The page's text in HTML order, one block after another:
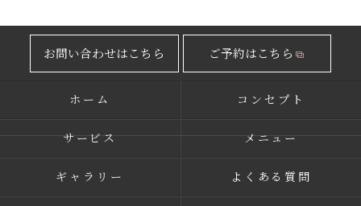
お問い合わせはこちら ご予約はこちら
ホーム コンセプト
サービス メニュー
ギャラリー よくある質問